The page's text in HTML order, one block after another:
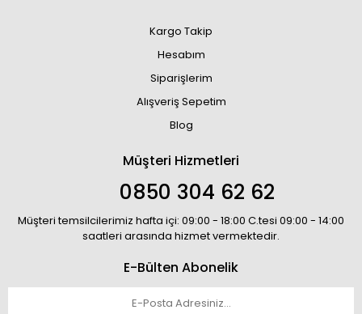
Kargo Takip
Hesabım
Siparişlerim
Alışveriş Sepetim
Blog
Müşteri Hizmetleri
0850 304 62 62
Müşteri temsilcilerimiz hafta içi: 09:00 - 18:00 C.tesi 09:00 - 14:00
saatleri arasında hizmet vermektedir.
E-Bülten Abonelik